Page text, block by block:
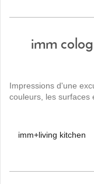
imm
Impressions d'une
couleurs, les surfaces
imm+living kitchen